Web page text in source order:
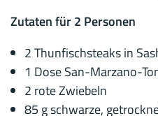
Zutaten für 2 Personen
2 Thunfischsteaks in
1 Dose San-Marzano-
2 rote Zwiebeln
85 g schwarze,